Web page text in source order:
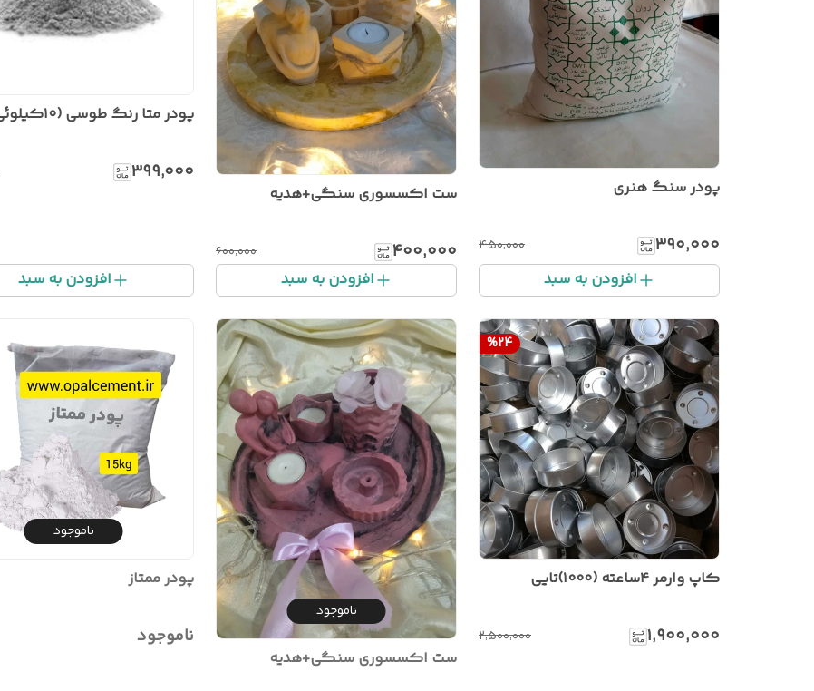
پودر سنگ هنری
۳۹۰٬۰۰۰ ۴۵۰٬۰۰۰
افزودن به سبد
ست اکسسوری سنگی+هدیه
۴۰۰٬۰۰۰ ۶۰۰٬۰۰۰
افزودن به سبد
پودر متا رنگ طوسی (۱۰کیلوئی)
۳۹۹٬۰۰۰
افزودن به سبد
%24
کاپ وارمر ۴ساعته (۱۰۰۰)تایی
۱٬۹۰۰٬۰۰۰ ۲٬۵۰۰٬۰۰۰
ناموجود
ست اکسسوری سنگی+هدیه
ناموجود
پودر ممتاز
ناموجود